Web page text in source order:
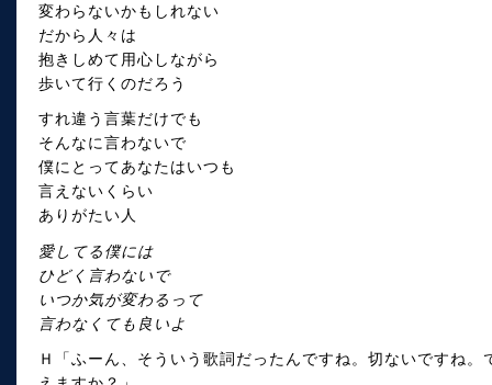
変わらないかもしれない
だから人々は
抱きしめて用心しながら
歩いて行くのだろう
すれ違う言葉だけでも
そんなに言わないで
僕にとってあなたはいつも
言えないくらい
ありがたい人
愛してる僕には
ひどく言わないで
いつか気が変わるって
言わなくても良いよ
Ｈ「ふーん、そういう歌詞だったんですね。切ないですね